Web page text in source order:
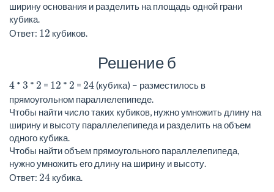
ширину основания и разделить на площадь одной грани
кубика.
Ответ: 12 кубиков.
Решение б
4 * 3 * 2 = 12 * 2 = 24(кубика) − разместилось в
прямоугольном параллелепипеде.
Чтобы найти число таких кубиков, нужно умножить длину на
ширину и высоту параллелепипеда и разделить на объем
одного кубика.
Чтобы найти объем прямоугольного параллелепипеда,
нужно умножить его длину на ширину и высоту.
Ответ: 24 кубика.